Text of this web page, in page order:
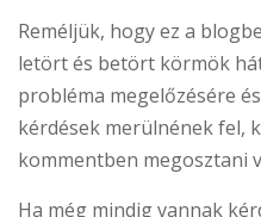
Reméljük, hogy ez a
letört és betört körmök
probléma megelőzésére
kérdések merülnének fel,
kommentben megosztani
Ha még mindig vannak